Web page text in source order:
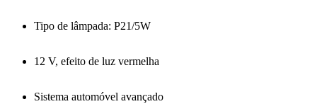
Tipo de lâmpada: P21/5W
12 V, efeito de luz vermelha
Sistema automóvel avançado